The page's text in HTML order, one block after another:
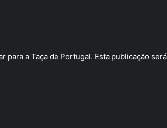
para a Taça de Portugal. Esta publicação será